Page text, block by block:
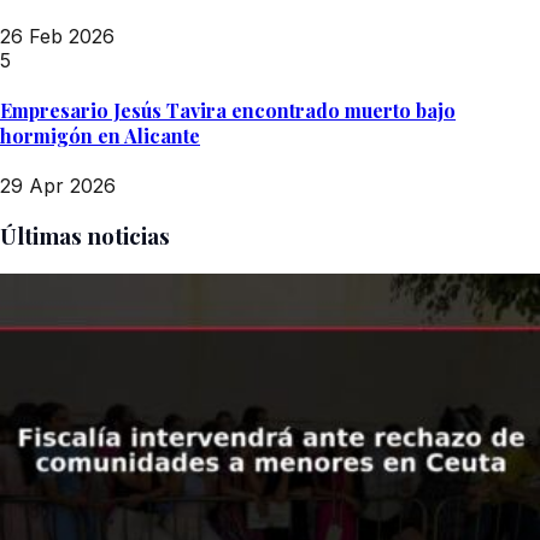
26 Feb 2026
5
Empresario Jesús Tavira encontrado muerto bajo
hormigón en Alicante
29 Apr 2026
Últimas noticias